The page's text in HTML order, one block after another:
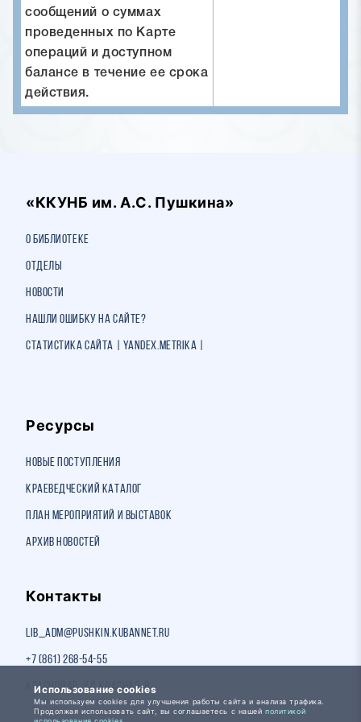
сообщений о суммах
проведенных по Карте
операций и доступном
балансе в течение ее срока
действия.
«ККУНБ им. А.С. Пушкина»
О библиотеке
Отделы
Новости
Нашли ошибку на сайте?
Статистика сайта | Yandex.Metrika |
Ресурсы
Новые поступления
Краеведческий каталог
План мероприятий и выставок
Архив новостей
Контакты
lib_adm@pushkin.kubannet.ru
+7 (861) 268-54-55
Краснодар, ул. Красная, 8
Использование cookies
Мы используем cookies для улучшения работы сайта и анализа трафика.
Продолжая использовать сайт, вы соглашаетесь с нашейполитикой